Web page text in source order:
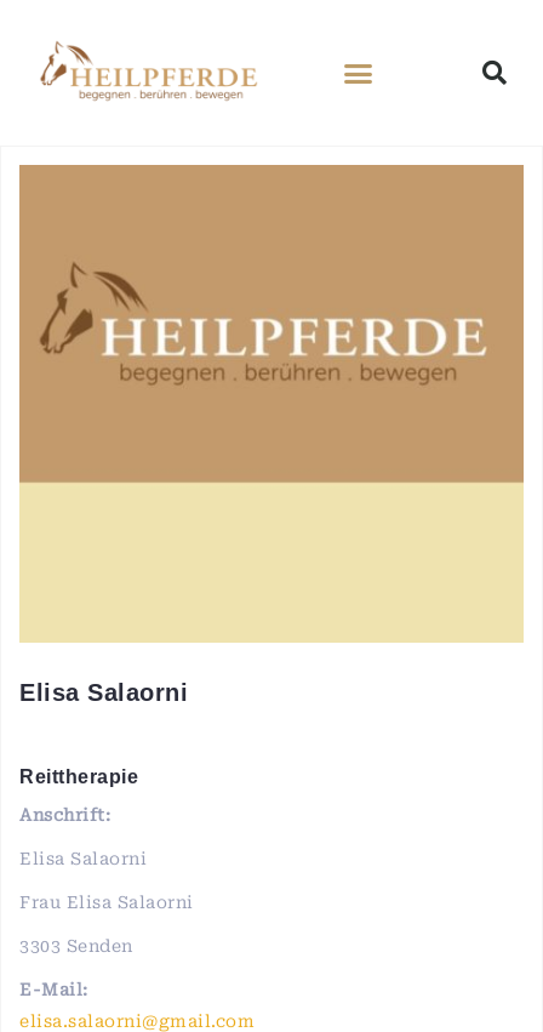
Elisa Salaorni
Reittherapie
Anschrift:
Elisa Salaorni
Frau Elisa Salaorni
3303 Senden
E-Mail:
elisa.salaorni@gmail.com